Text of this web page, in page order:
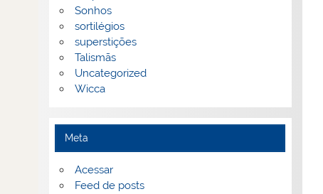
Sonhos
sortilégios
superstições
Talismãs
Uncategorized
Wicca
Meta
Acessar
Feed de posts